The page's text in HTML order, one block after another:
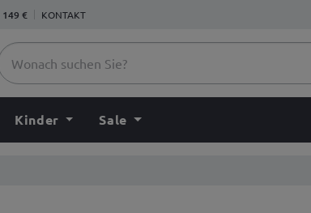
149 € KONTAKT
Kinder Sale